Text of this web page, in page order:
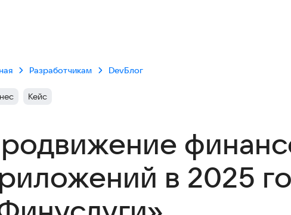
Разработчикам DevБлог
Кейс
в 2025